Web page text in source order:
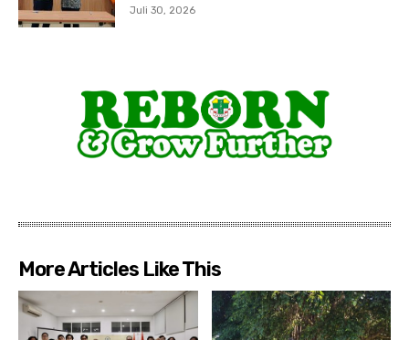
Juli 30, 2026
More Articles Like This